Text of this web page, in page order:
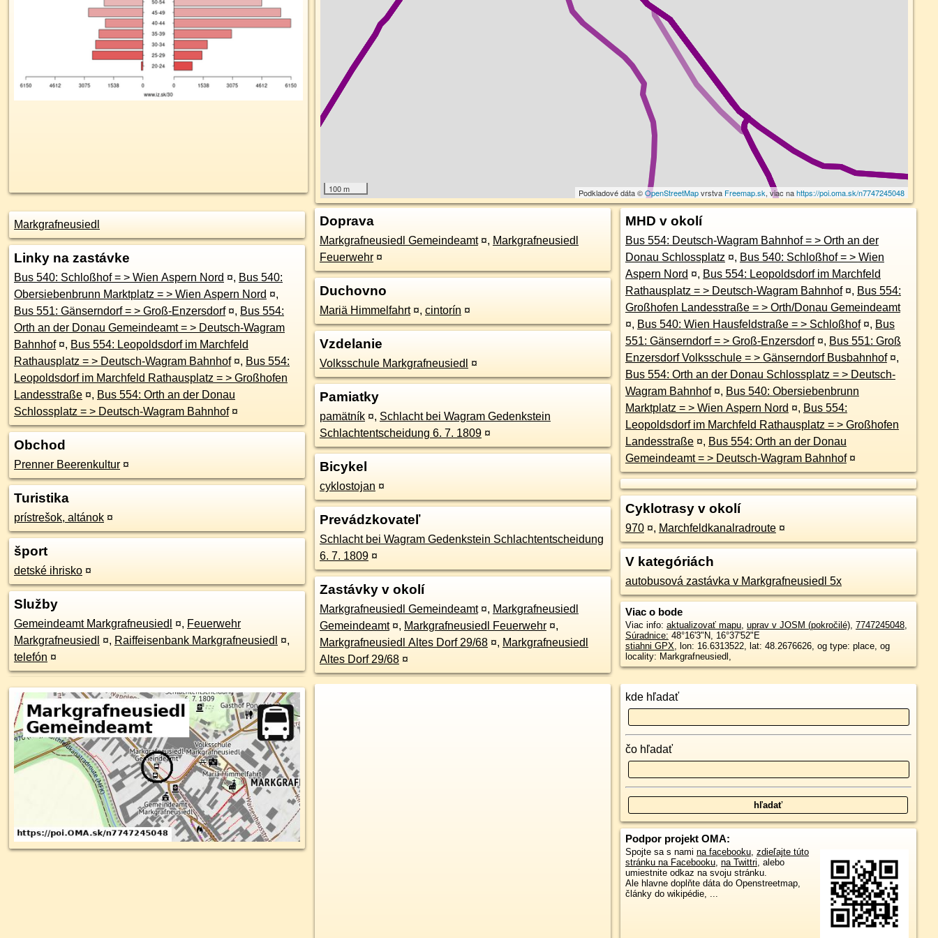
100 m Podkladové dáta ©OpenStreetMapvrstva Freemap.sk, viac nahttps://poi.oma.sk/n7747245048
Markgrafneusiedl
Linky na zastávke
Bus 540: Schloßhof = > Wien Aspern Nord ¤, Bus 540:
Obersiebenbrunn Marktplatz = > Wien Aspern Nord ¤,
Bus 551: Gänserndorf = > Groß-Enzersdorf ¤, Bus 554:
Orth an der Donau Gemeindeamt = > Deutsch-Wagram
Bahnhof ¤, Bus 554: Leopoldsdorf im Marchfeld
Rathausplatz = > Deutsch-Wagram Bahnhof ¤, Bus 554:
Leopoldsdorf im Marchfeld Rathausplatz = > Großhofen
Landesstraße ¤, Bus 554: Orth an der Donau
Schlossplatz = > Deutsch-Wagram Bahnhof ¤
Obchod
Prenner Beerenkultur ¤
Turistika
prístrešok, altánok ¤
šport
detské ihrisko ¤
Služby
Gemeindeamt Markgrafneusiedl ¤, Feuerwehr
Markgrafneusiedl
¤, Raiffeisenbank Markgrafneusiedl ¤,
telefón ¤
Doprava
Markgrafneusiedl Gemeindeamt ¤, Markgrafneusiedl
Feuerwehr ¤
Duchovno
Mariä Himmelfahrt ¤, cintorín ¤
Vzdelanie
Volksschule Markgrafneusiedl ¤
Pamiatky
pamätník ¤, Schlacht bei Wagram Gedenkstein
Schlachtentscheidung 6. 7. 1809 ¤
Bicykel
cyklostojan ¤
Prevádzkovateľ
Schlacht bei Wagram Gedenkstein Schlachtentscheidung
6. 7. 1809 ¤
Zastávky v okolí
Markgrafneusiedl Gemeindeamt ¤, Markgrafneusiedl
Gemeindeamt ¤, Markgrafneusiedl Feuerwehr ¤,
Markgrafneusiedl Altes Dorf 29/68 ¤, Markgrafneusiedl
Altes Dorf 29/68 ¤
MHD v okolí
Bus 554: Deutsch-Wagram Bahnhof = > Orth an der
Donau Schlossplatz ¤, Bus 540: Schloßhof = > Wien
Aspern Nord ¤, Bus 554: Leopoldsdorf im Marchfeld
Rathausplatz = > Deutsch-Wagram Bahnhof ¤, Bus 554:
Großhofen Landesstraße = > Orth/Donau Gemeindeamt
¤, Bus 540: Wien Hausfeldstraße = > Schloßhof ¤, Bus
551: Gänserndorf = > Groß-Enzersdorf ¤, Bus 551: Groß
Enzersdorf Volksschule = > Gänserndorf Busbahnhof ¤,
Bus 554: Orth an der Donau Schlossplatz = > Deutsch-
Wagram Bahnhof ¤, Bus 540: Obersiebenbrunn
Marktplatz = > Wien Aspern Nord ¤, Bus 554:
Leopoldsdorf im Marchfeld Rathausplatz = > Großhofen
Landesstraße ¤, Bus 554: Orth an der Donau
Gemeindeamt = > Deutsch-Wagram Bahnhof ¤
Cyklotrasy v okolí
970 ¤, Marchfeldkanalradroute ¤
V kategóriách
autobusová zastávka v Markgrafneusiedl 5x
Viac o bode
Viac info: aktualizovať mapu, uprav v JOSM (pokročilé), 7747245048,
Súradnice: 48°16'3"N, 16°37'52"E
stiahni GPX, lon: 16.6313522, lat: 48.2676626, og type: place, og
locality: Markgrafneusiedl,
kde hľadať
čo hľadať
Podpor projekt OMA:
Spojte sa s nami na facebooku, zdieľajte túto
stránku na Facebooku, na Twittri, alebo
umiestnite odkaz na svoju stránku.
Ale hlavne doplňte dáta do Openstreetmap,
články do wikipédie, ...